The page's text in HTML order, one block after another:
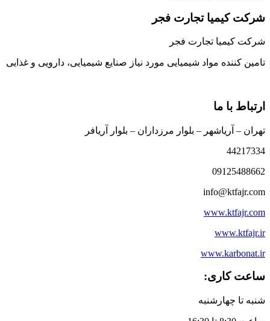
شرکت کیمیا تجارت فجر
شرکت کیمیا تجارت فجر
تامین کننده مواد شیمیایی مورد نیاز صنایع شیمیایی، دارویی و غذایی
ارتباط با ما
تهران – آریاشهر – بلوار مرزداران – بلوار آریافر
44217334
09125488662
info@ktfajr.com
www.ktfajr.com
www.ktfajr.ir
www.karbonat.ir
ساعت کاری:
شنبه تا چهارشنبه